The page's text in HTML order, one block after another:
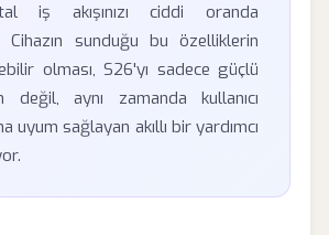
iş akışınızı ciddi oranda
Cihazın sunduğu bu özelliklerin
olması, S26'yı sadece güçlü
değil, aynı zamanda kullanıcı
uyum sağlayan akıllı bir yardımcı